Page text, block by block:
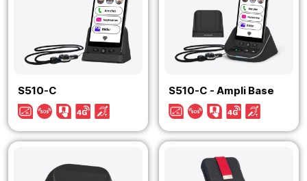
S510-C S510-C - Ampli Base